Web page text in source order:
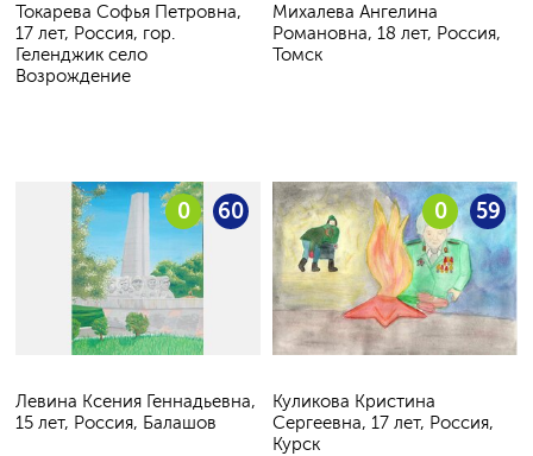
Токарева Софья Петровна,
17 лет, Россия, гор.
Геленджик село
Возрождение
Михалева Ангелина
Романовна, 18 лет, Россия,
Томск
60
0
Левина Ксения Геннадьевна,
15 лет, Россия, Балашов
59
0
Куликова Кристина
Сергеевна, 17 лет, Россия,
Курск